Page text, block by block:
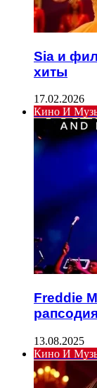
Sia и
хиты
17.02.2026
Кино И
Freddie
13.08.2025
Кино И